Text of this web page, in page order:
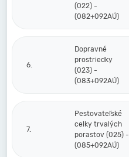
(022) -
(082+092AÚ)
6.
Dopravné
prostriedky
(023) -
(083+092AÚ)
7.
Pestovateľské
celky trvalých
porastov (025) -
(085+092AÚ)